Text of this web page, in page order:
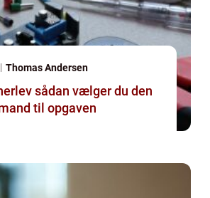
Thomas Andersen
du den
til opgaven